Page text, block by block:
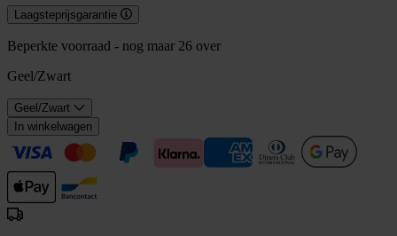
Laagsteprijsgarantie
Beperkte voorraad - nog maar 26 over
Geel/Zwart
Geel/Zwart
In winkelwagen